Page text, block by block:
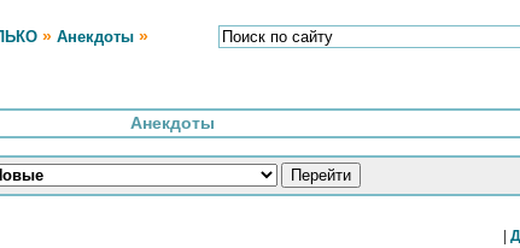
» Анекдоты »
Анекдоты